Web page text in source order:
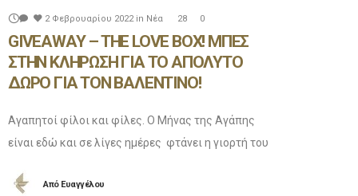
2 Φεβρουαρίου 2022 in Νέα 28 0
GIVEAWAY – THE LOVE BOX! ΜΠΕΣ
ΣΤΗΝ ΚΛΗΡΩΣΗ ΓΙΑ ΤΟ ΑΠΟΛΥΤΟ
ΔΩΡΟ ΓΙΑ ΤΟΝ ΒΑΛΕΝΤΙΝΟ!
Αγαπητοί φίλοι και φίλες. Ο Μήνας της Αγάπης
είναι εδώ και σε λίγες ημέρες φτάνει η γιορτή του
Ευαγγέλου έχουμε κάτι ξεχωριστό για
ΑπόΕυαγγέλου